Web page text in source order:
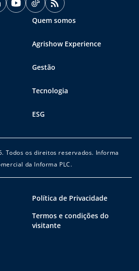
Quem somos
Agrishow Experience
Gestão
Tecnologia
ESG
Todos os direitos reservados. Informa
da Informa PLC.
Política de Privacidade
Termos e condições do
visitante